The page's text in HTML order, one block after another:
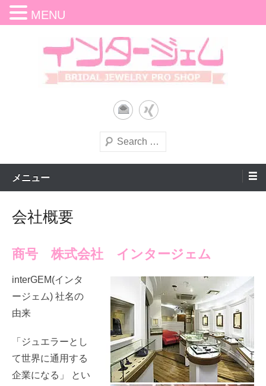
ッ
インタージェム｜結婚指輪（マ
リッジリング）・婚約指輪（エ
ンゲージリング）｜仙台市青葉
ドキン、ラパージュ、ミノルホッタブランドの結婚指輪、婚約指輪をお
取り扱い。カナディアンダイヤモンド正規販売店。ジュエリーリフォー
ムや修理サービスも。Eメールで資料請求、各種問い合わせが可能。仙台
検
索
メニュー
会社概要
商号 株式会社 インタージェム
interGEM(インタ
ージェム) 社名の
由来
「ジュエラーとし
て世界に通用する
企業になる」 とい
MENU